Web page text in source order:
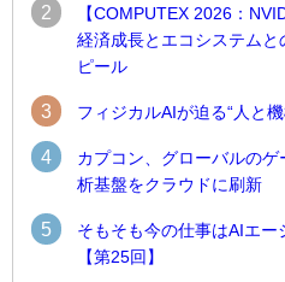
2
【COMPUTEX 2026：
経済成長とエコシステム
ピール
3 フィジカルAIが迫る“人と
4
カプコン、グローバルの
析基盤をクラウドに刷新
5
そもそも今の仕事はAIエ
【第25回】